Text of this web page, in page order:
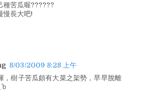
種苦瓜喔??????
慢長大吧!
8/03/2009 8:28 上午
，樹子苦瓜頗有大菜之架勢，早早脫離